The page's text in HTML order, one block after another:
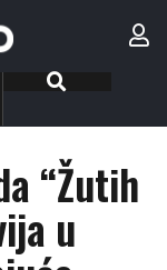
“Žutih
u